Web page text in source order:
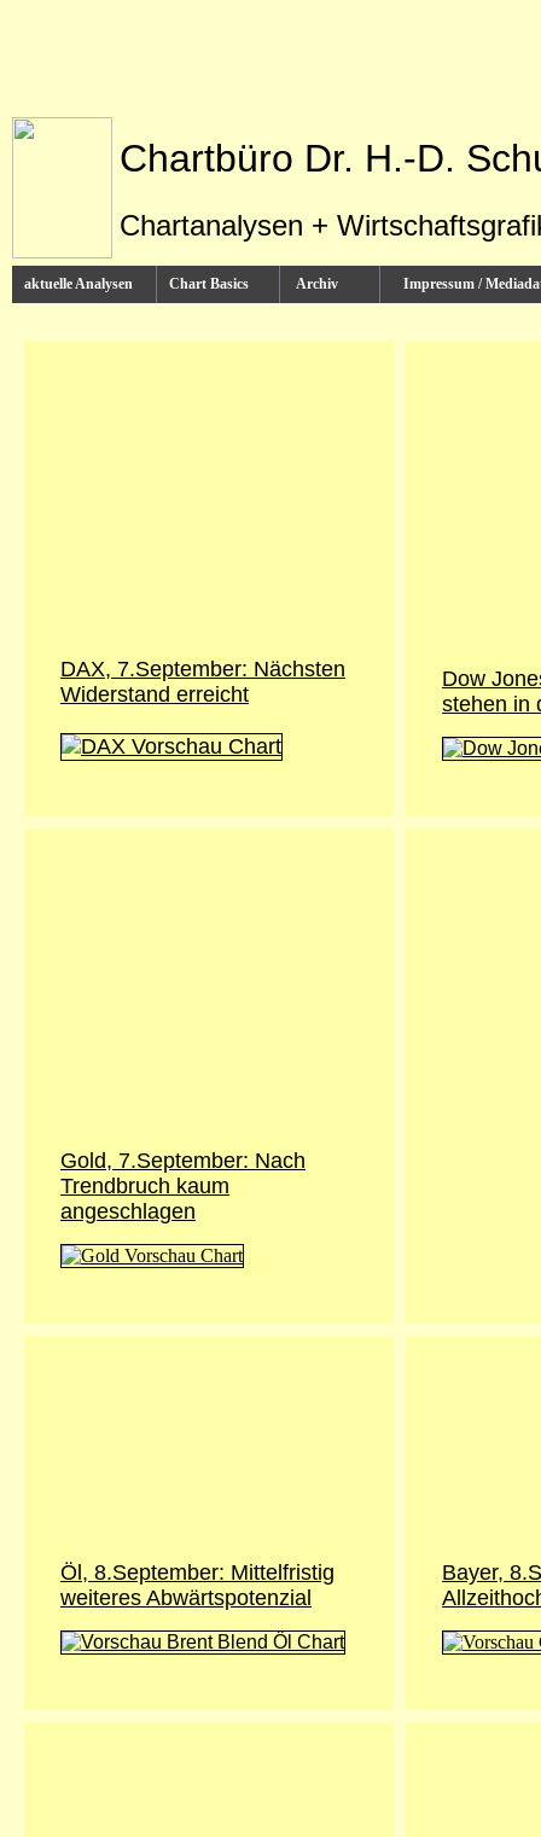
Chartbüro Dr. H.-D.
Chartanalysen +
aktuelle Analysen Chart Basics Archiv Impressum /
DAX, 7.September: Nächsten
Widerstand erreicht
Dow
stehen in
Gold, 7.September: Nach
Trendbruch kaum
angeschlagen
Öl, 8.September: Mittelfristig
weiteres Abwärtspotenzial
Bayer,